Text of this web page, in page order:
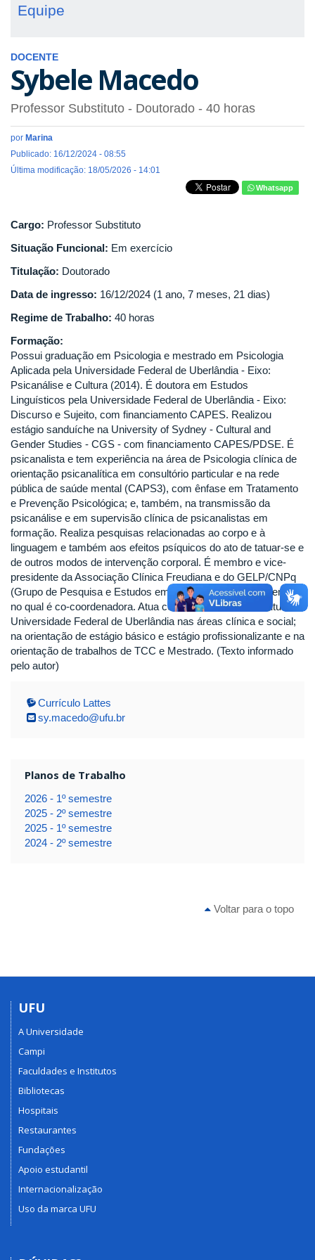
Equipe
DOCENTE
Sybele Macedo
Professor Substituto - Doutorado - 40 horas
por Marina
Publicado: 16/12/2024 - 08:55
Última modificação: 18/05/2026 - 14:01
Whatsapp
Cargo: Professor Substituto
Situação Funcional: Em exercício
Titulação: Doutorado
Data de ingresso: 16/12/2024 (1 ano, 7 meses, 21 dias)
Regime de Trabalho: 40 horas
Formação:
Possui graduação em Psicologia e mestrado em Psicologia
Aplicada pela Universidade Federal de Uberlândia - Eixo:
Psicanálise e Cultura (2014). É doutora em Estudos
Linguísticos pela Universidade Federal de Uberlândia - Eixo:
Discurso e Sujeito, com financiamento CAPES. Realizou
estágio sanduíche na University of Sydney - Cultural and
Gender Studies - CGS - com financiamento CAPES/PDSE. É
psicanalista e tem experiência na área de Psicologia clínica de
orientação psicanalítica em consultório particular e na rede
pública de saúde mental (CAPS3), com ênfase em Tratamento
e Prevenção Psicológica; e, também, na transmissão da
psicanálise e em supervisão clínica de psicanalistas em
formação. Realiza pesquisas relacionadas ao corpo e à
linguagem e também aos efeitos psíquicos do ato de tatuar-se e
de outros modos de intervenção corporal. É membro e vice-
presidente da Associação Clínica Freudiana e do GELP/CNPq
(Grupo de Pesquisa e Estudos em Psicanálise e Linguagem),
no qual é co-coordenadora. Atua como Professora Substituta na
Universidade Federal de Uberlândia nas áreas clínica e social;
na orientação de estágio básico e estágio profissionalizante e na
orientação de trabalhos de TCC e Mestrado. (Texto informado
pelo autor)
Currículo Lattes
sy.macedo@ufu.br
Planos de Trabalho
2026 - 1º semestre
2025 - 2º semestre
2025 - 1º semestre
2024 - 2º semestre
Voltar para o topo
UFU
A Universidade
Campi
Faculdades e Institutos
Bibliotecas
Hospitais
Restaurantes
Fundações
Apoio estudantil
Internacionalização
Uso da marca UFU